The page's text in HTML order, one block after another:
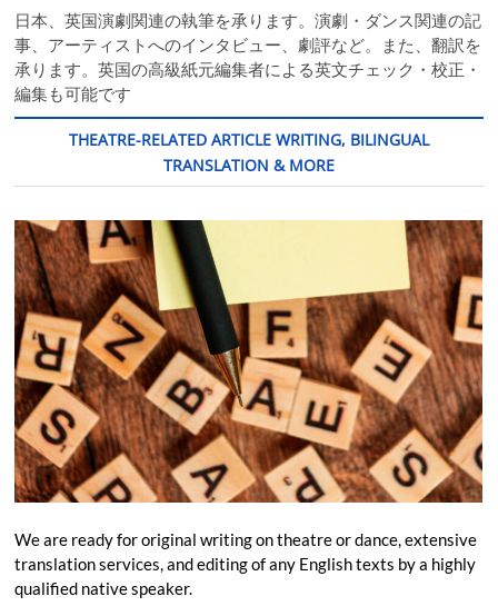
日本、英国演劇関連の執筆を承ります。演劇・ダンス関連の記
事、アーティストへのインタビュー、劇評など。また、翻訳を
承ります。英国の高級紙元編集者による英文チェック・校正・
編集も可能です
THEATRE-RELATED ARTICLE WRITING, BILINGUAL
TRANSLATION & MORE
We are ready for original writing on theatre or dance, extensive
translation services, and editing of any English texts by a highly
qualified native speaker.